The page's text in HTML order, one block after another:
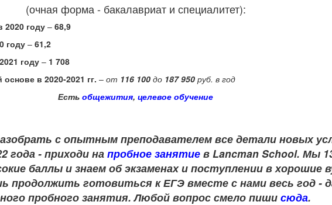
(очная форма - бакалавриат и специалитет):
году – 68,9
году – 61,2
году – 1 708
в 2020-2021 гг. – от 116 100 до 187 950 руб. в год
Есть общежития, целевое обучение
с опытным преподавателем все детали новых
года - приходи на пробное занятие в Lancman School. Мы
баллы и знаем об экзаменах и поступлении в хорошие
продолжить готовиться к ЕГЭ вместе с нами весь год -
пробного занятия. Любой вопрос смело пиши сюда.